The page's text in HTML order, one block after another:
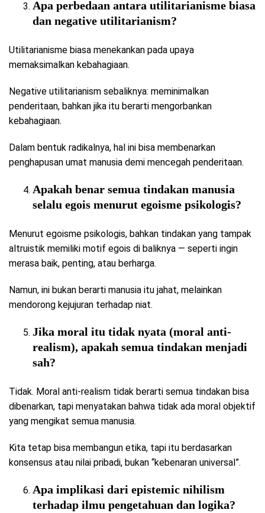
Apa perbedaan antara utilitarianisme biasa
dan negative utilitarianism?
Utilitarianisme biasa menekankan pada upaya
memaksimalkan kebahagiaan.
Negative utilitarianism sebaliknya: meminimalkan
penderitaan, bahkan jika itu berarti mengorbankan
kebahagiaan.
Dalam bentuk radikalnya, hal ini bisa membenarkan
penghapusan umat manusia demi mencegah penderitaan.
Apakah benar semua tindakan manusia
selalu egois menurut egoisme psikologis?
Menurut egoisme psikologis, bahkan tindakan yang tampak
altruistik memiliki motif egois di baliknya — seperti ingin
merasa baik, penting, atau berharga.
Namun, ini bukan berarti manusia itu jahat, melainkan
mendorong kejujuran terhadap niat.
Jika moral itu tidak nyata (moral anti-
realism), apakah semua tindakan menjadi
sah?
Tidak. Moral anti-realism tidak berarti semua tindakan bisa
dibenarkan, tapi menyatakan bahwa tidak ada moral objektif
yang mengikat semua manusia.
Kita tetap bisa membangun etika, tapi itu berdasarkan
konsensus atau nilai pribadi, bukan “kebenaran universal”.
Apa implikasi dari epistemic nihilism
terhadap ilmu pengetahuan dan logika?